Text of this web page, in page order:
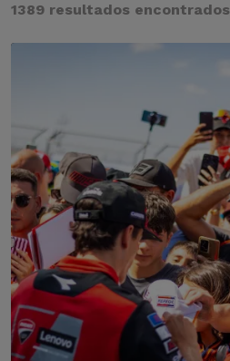
1389 resultados encontrados